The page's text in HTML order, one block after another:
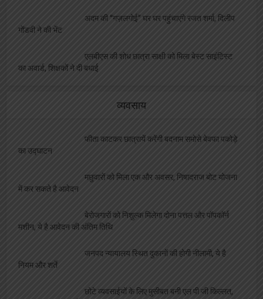
अदम की “गज़लगोई” घर घर पहुंचाएंगे रजत शर्मा, दिलीप
गोंडवी ने की भेंट
एलबीएस की शोध छात्रा साक्षी को मिला बेस्ट साइंटिस्ट
का अवार्ड, शिक्षकों ने दी बधाई
व्यवसाय
फीता काटकर छात्रायें करेंगी बदनाम समोसे बेवफा पकोड़े
का उद्घाटन
मछुवारों को मिला एक और अवसर, निषादराज बोट योजना
में कर सकते है आवेदन
बेरोजगारों को निशुल्क मिलेगा दोना पत्तल और पॉपकॉर्न
मशीन, ये है आवेदन की अंतिम तिथि
जनपद न्यायालय स्थित दुकानों की होगी नीलामी, ये है
नियम और शर्ते
छोटे व्यवसाईयों के लिए मुसीबत बनी एल पी जी किल्लत,